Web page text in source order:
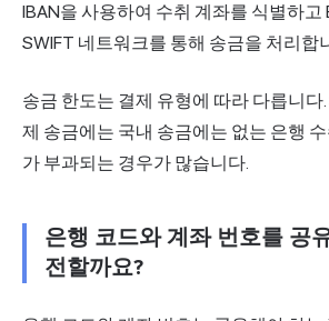
IBAN을 사용하여 수취 계좌를 식별하고
SWIFT 네트워크를 통해 송금을 처리합
송금 한도는 결제 유형에 따라 다릅니다
제 송금에는 국내 송금에는 없는 은행
가 부과되는 경우가 많습니다.
은행 코드와 계좌 번호를 공
전할까요?